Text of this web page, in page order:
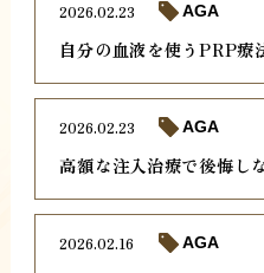
自分の血液を使うPRP療
2026.02.23 AGA
高額な注入治療で後悔し
2026.02.23 AGA
2026.02.16 AGA